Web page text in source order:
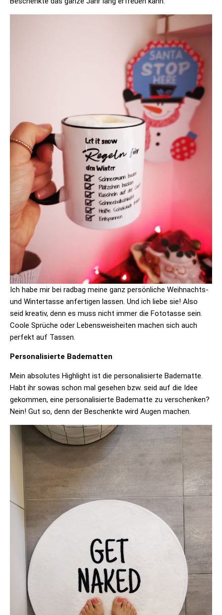
Ich habe mir bei radbag meine ganz persönliche Weihnachts-
und Wintertasse anfertigen lassen. Und ich liebe sie! Also
seid kreativ, denn es muss nicht immer die Fototasse sein.
Coole Sprüche oder Lebensweisheiten machen sich auch
perfekt auf Tassen.
Personalisierte Badematten
Mein absolutes Highlight ist die personalisierte Badematte.
Habt ihr sowas schon mal gesehen bzw. seid auf die Idee
gekommen, eine personalisierte Badematte zu verschenken?
Nein! Gut so, denn der Beschenkte wird Augen machen.